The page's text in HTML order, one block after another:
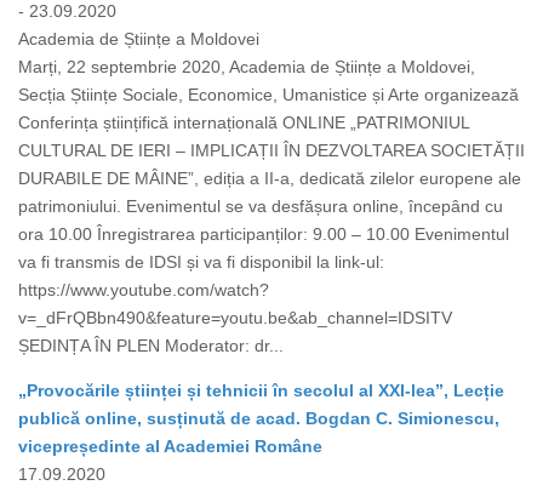
- 23.09.2020
Academia de Științe a Moldovei
Marți, 22 septembrie 2020, Academia de Științe a Moldovei,
Secția Științe Sociale, Economice, Umanistice și Arte organizează
Conferința științifică internațională ONLINE „PATRIMONIUL
CULTURAL DE IERI – IMPLICAȚII ÎN DEZVOLTAREA SOCIETĂȚII
DURABILE DE MÂINE”, ediția a II-a, dedicată zilelor europene ale
patrimoniului. Evenimentul se va desfășura online, începând cu
ora 10.00 Înregistrarea participanților: 9.00 – 10.00 Evenimentul
va fi transmis de IDSI și va fi disponibil la link-ul:
https://www.youtube.com/watch?
v=_dFrQBbn490&feature=youtu.be&ab_channel=IDSITV
ȘEDINȚA ÎN PLEN Moderator: dr...
„Provocările științei și tehnicii în secolul al XXI-lea”, Lecție
publică online, susținută de acad. Bogdan C. Simionescu,
vicepreședinte al Academiei Române
17.09.2020